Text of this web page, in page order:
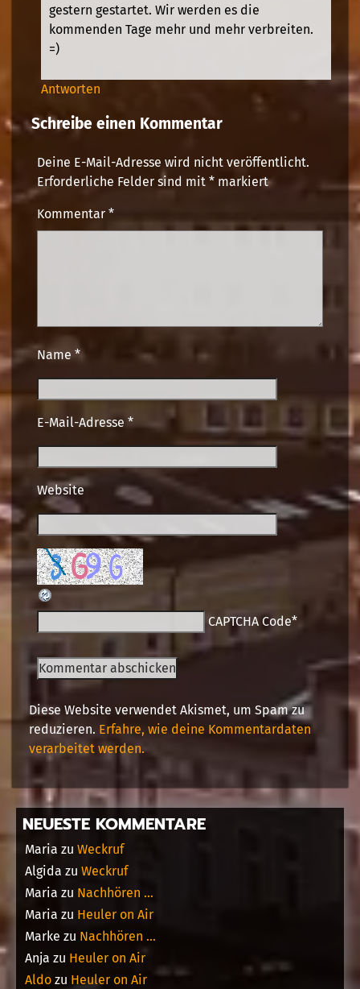
gestern gestartet. Wir werden es die
kommenden Tage mehr und mehr verbreiten.
=)
Antworten
Schreibe einen Kommentar
Deine E-Mail-Adresse wird nicht veröffentlicht.
Erforderliche Felder sind mit *markiert
Kommentar *
Name *
E-Mail-Adresse *
Website
CAPTCHA Code*
Diese Website verwendet Akismet, um Spam zu
reduzieren. Erfahre, wie deine Kommentardaten
verarbeitet werden.
NEUESTE KOMMENTARE
Maria zu Weckruf
Algida zu Weckruf
Maria zu Nachhören …
Maria zu Heuler on Air
Marke zu Nachhören …
Anja zu Heuler on Air
Aldo zu Heuler on Air